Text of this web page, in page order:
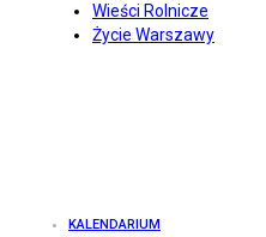
Wieści Rolnicze
Życie Warszawy
KALENDARIUM